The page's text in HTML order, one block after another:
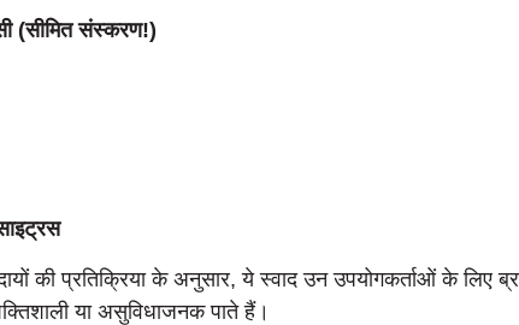
(सीमित संस्करण!)
की प्रतिक्रिया के अनुसार, ये स्वाद उन उपयोगकर्ताओं के लिए
या असुविधाजनक पाते हैं।